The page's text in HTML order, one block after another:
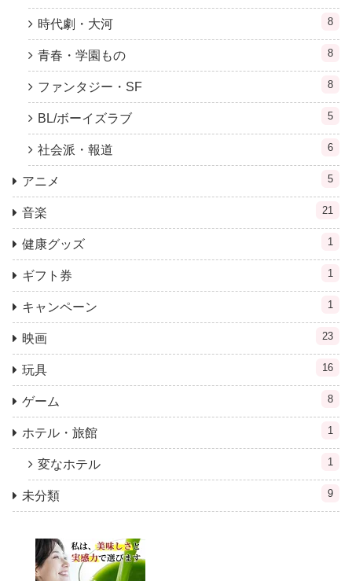
時代劇・大河 8
青春・学園もの 8
ファンタジー・SF 8
BL/ボーイズラブ 5
社会派・報道 6
アニメ 5
音楽 21
健康グッズ 1
ギフト券 1
キャンペーン 1
映画 23
玩具 16
ゲーム 8
ホテル・旅館 1
変なホテル 1
未分類 9